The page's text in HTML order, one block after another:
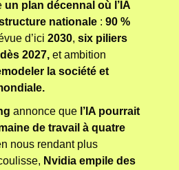
un plan décennal où l’IA
nationale : 90 %
d’ici 2030, six piliers
2027, et ambition
la société et
annonce que l’IA pourrait
de travail à quatre
nous rendant plus
Nvidia empile des